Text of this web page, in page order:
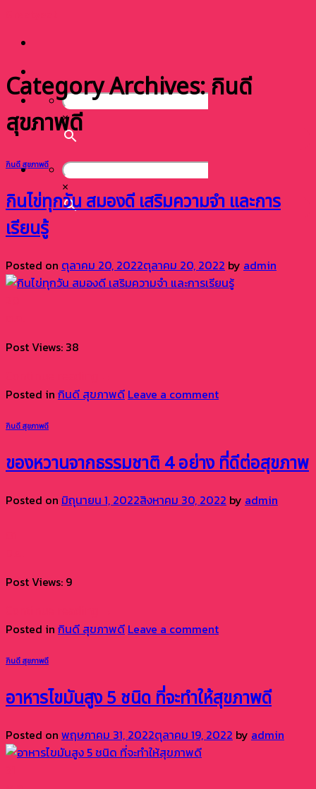
content
×
×
Category Archives:กินดี
สุขภาพดี
กินดี สุขภาพดี
กินไข่ทุกวัน สมองดี เสริมความจำ และการ
เรียนรู้
Posted on ตุลาคม 20, 2022ตุลาคม 20, 2022 by admin
Post Views: 38
Posted in กินดี สุขภาพดี Leave a comment
กินดี สุขภาพดี
ของหวานจากธรรมชาติ 4 อย่าง ที่ดีต่อสุขภาพ
Posted on มิถุนายน 1, 2022สิงหาคม 30, 2022 by admin
Post Views: 9
Posted in กินดี สุขภาพดี Leave a comment
กินดี สุขภาพดี
อาหารไขมันสูง 5 ชนิด ที่จะทำให้สุขภาพดี
Posted on พฤษภาคม 31, 2022ตุลาคม 19, 2022 by admin